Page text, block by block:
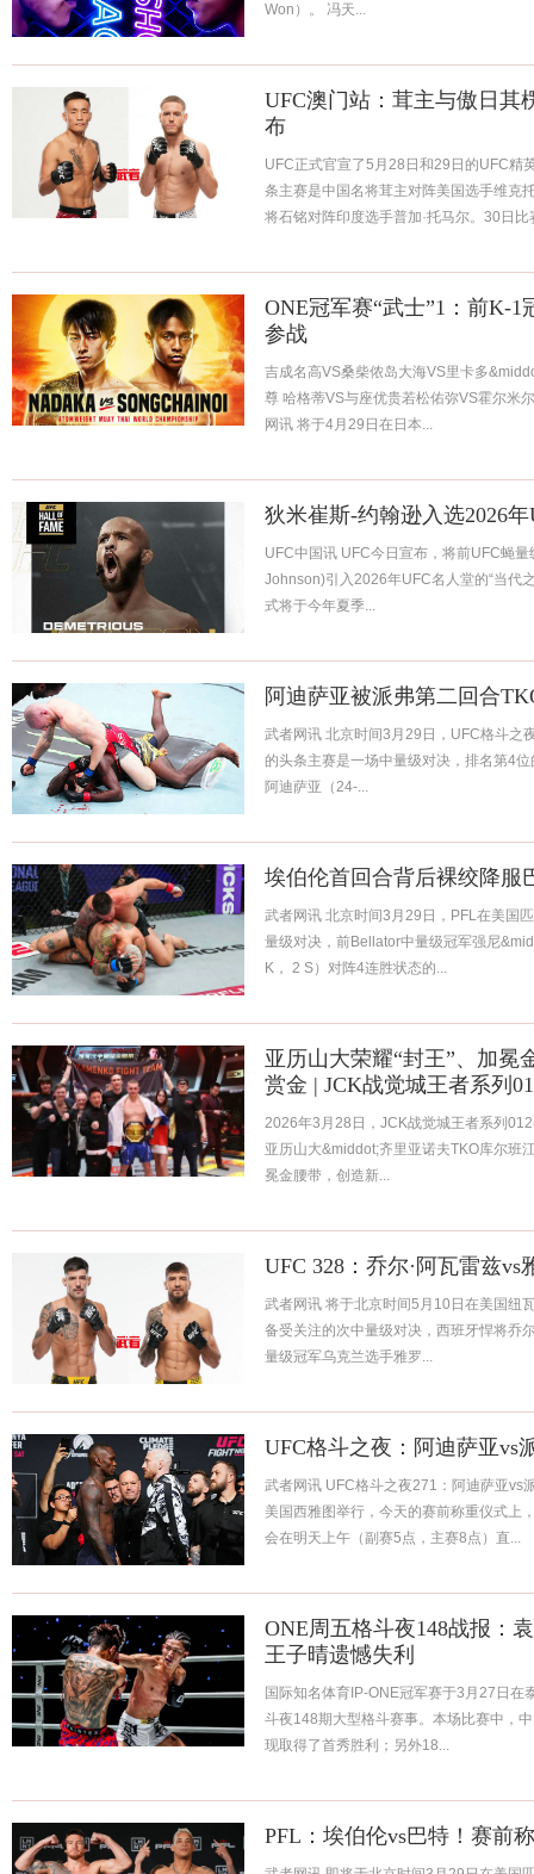
Won）。 冯天...
UFC澳门站：茸主与傲日其
布
UFC正式官宣了5月28日和29日的UFC精
条主赛是中国名将茸主对阵美国选手维克
将石铭对阵印度选手普加·托马尔。30日
ONE冠军赛“武士”1：前K-
参战
吉成名高VS桑柴侬岛大海VS里卡多
尊 哈格蒂VS与座优贵若松佑弥VS霍尔米
网讯 将于4月29日在日本...
狄米崔斯-约翰逊入选2026
UFC中国讯 UFC今日宣布，将前UFC蝇
Johnson)引入2026年UFC名人堂的“当代
式将于今年夏季...
阿迪萨亚被派弗第二回合
武者网讯 北京时间3月29日，UFC格斗之
的头条主赛是一场中量级对决，排名第4
阿迪萨亚（24-...
埃伯伦首回合背后裸绞降服
武者网讯 北京时间3月29日，PFL在美国
量级对决，前Bellator中量级冠军强尼
K， 2 S）对阵4连胜状态的...
亚历山大荣耀“封王”、加冕
赏金 | JCK战觉城王者系列
2026年3月28日，JCK战觉城王者系列
亚历山大&middot;齐里亚诺夫TKO库尔班
冕金腰带，创造新...
UFC 328：乔尔·阿瓦雷兹vs
武者网讯 将于北京时间5月10日在美国纽
备受关注的次中量级对决，西班牙悍将乔
量级冠军乌克兰选手雅罗...
UFC格斗之夜：阿迪萨亚vs
武者网讯 UFC格斗之夜271：阿迪萨亚vs
美国西雅图举行，今天的赛前称重仪式上
会在明天上午（副赛5点，主赛8点）直...
ONE周五格斗夜148战报：
王子晴遗憾失利
国际知名体育IP-ONE冠军赛于3月27日在
斗夜148期大型格斗赛事。本场比赛中，
现取得了首秀胜利；另外18...
PFL：埃伯伦vs巴特！赛前